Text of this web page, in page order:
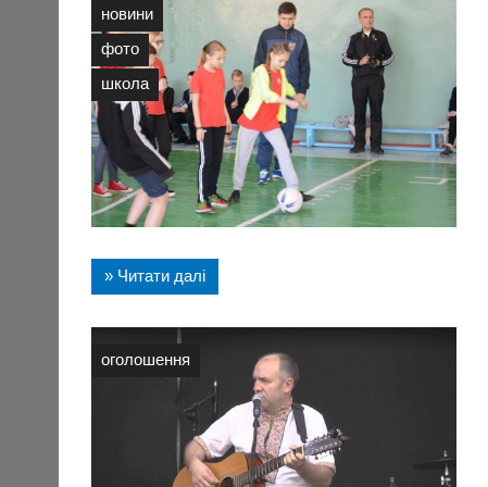
новини
фото
школа
» Читати далі
оголошення